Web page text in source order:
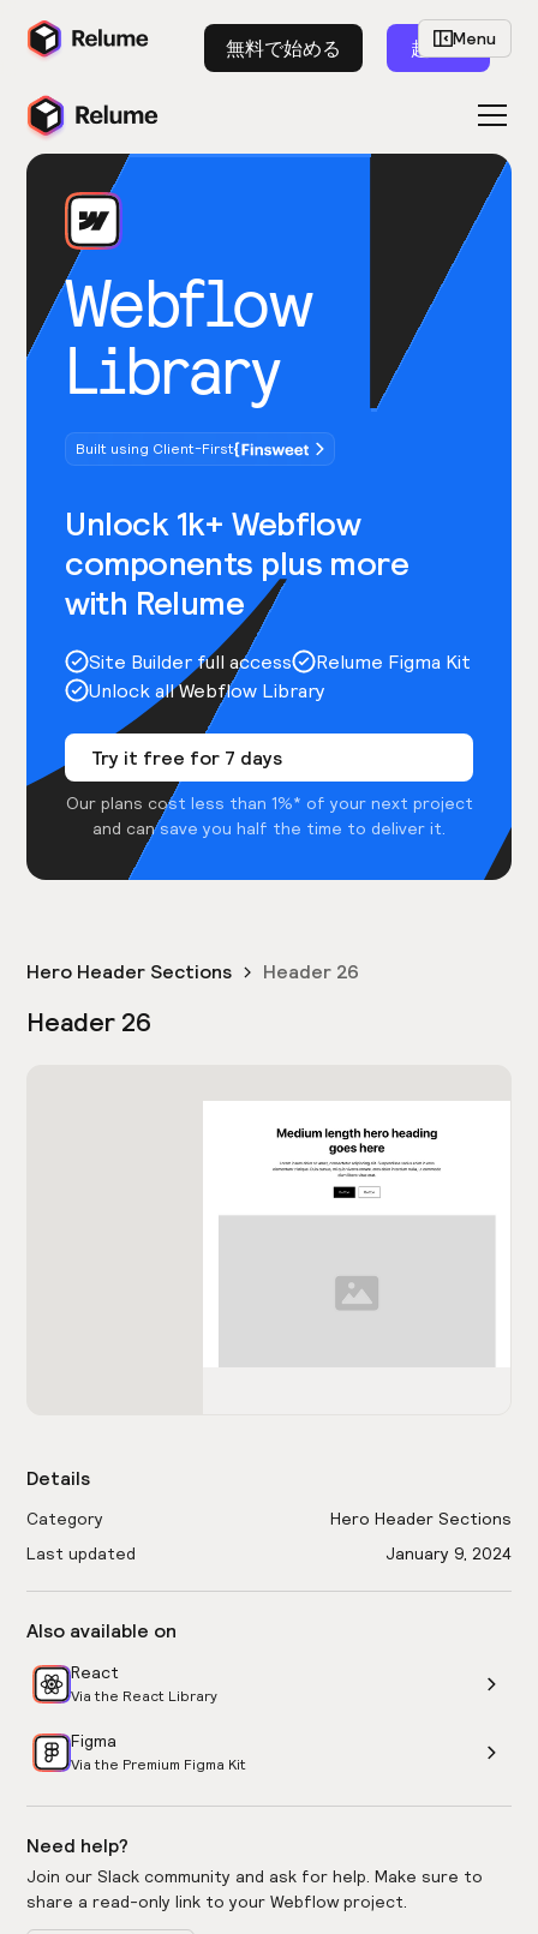
無料で始める 起動
Webflow
Library
Built using Client-First
Unlock 1k+ Webflow
components plus more
with Relume
Site Builder full access
Relume Figma Kit
Unlock all Webflow Library
Try it free for 7 days
Our plans cost less than 1%* of your next project
and can save you half the time to deliver it.
Menu
Hero Header Sections Header 26
Header 26
Details
Category
Hero Header Sections
Last updated
January 9, 2024
Also available on
React
Via the React Library
Figma
Via the Premium Figma Kit
Need help?
Join our Slack community and ask for help. Make sure to
share a read-only link to your Webflow project.